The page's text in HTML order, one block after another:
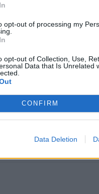
opt-out of processing my
opt-out of Collection, Use,
Data that Is Unrelated
CONFIRM
Data Deletion
Δημήτρης Λιγνάδης
να θέλουμε να
πικράνει, επειδή δεν
για τα